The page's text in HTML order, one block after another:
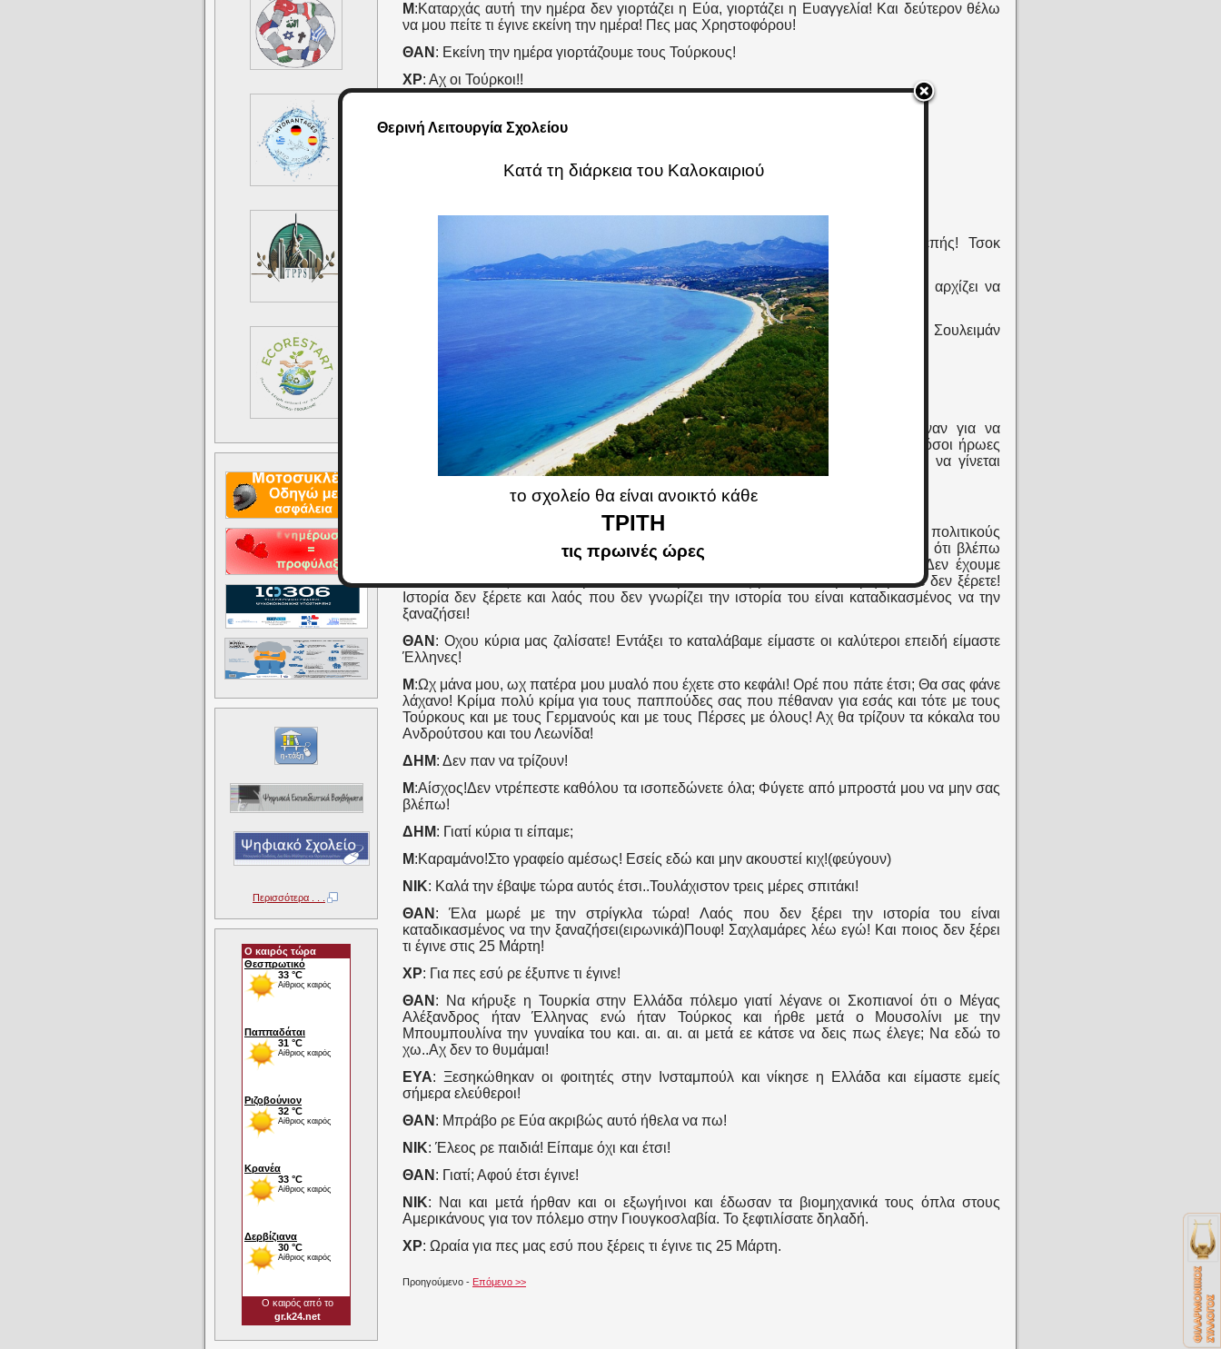
Περισσότερα . . .
Μ:Καταρχάς αυτή την ημέρα δεν γιορτάζει η Εύα, γιορτάζει η Ευαγγελία! Και δεύτερον θέλω
να μου πείτε τι έγινε εκείνη την ημέρα! Πες μας Χρηστοφόρου!
ΘΑΝ : Εκείνη την ημέρα γιορτάζουμε τους Τούρκους!
ΧΡ: Αχ οι Τούρκοι!!
ΔΗΜ: Που παίζει ο Μποράν;
ΕΥΑ κ ΧΡΙ: Είμαι η Σιλά και η ιστορία μου θα σας καταπλήξει(μαζί προς το κόσμο)
: Δεν ξέρω τι λέτε εσείς εμένα μου αρέσει ο Σουλειμαν ο Μεγαλοπρεπής! Τσοκ
Σελβιουρουμ Χουρέμ τσοκ σελβιούρουμ!
: Αχ Σουλειμάν!(του πιάνει το χέρι και ανοιγοκλείνει τα μάτια ο καθηγητής αρχίζει να
: Να σου πω Εύα! Μην κάνεις το πάρτι σου την Δευτέρα και χάσουμε τον Σουλειμάν
κάντο την Κυριακή!
: Α.α.α. Δεν γίνεται την Κυριακή έχω μάθημα τούρκικα!
: Ξεκίνησες τούρκικα και δεν μου είπες τίποτα; Δεν σου είχα πει ότι θέλω....
: Ωρέ με κοροϊδεύετε; Τι πράγματα είναι αυτά; Οι παππούδες σας πέθαναν για να
ελευθερωθούμε από τους Τούρκους και εσείς κάθεστε και μαθαίνετε τούρκικα; Τόσοι ήρωες
πέθαναν για την πατρίδα για να είστε εσείς σήμερα Έλληνες και εσείς θέλετε να γίνεται
Τούρκοι; Θεέ μου βοήθαμε. Μαθαίνουν τούρκικα και δεν μαθαίνουν ελληνικά
: Γιατί κύρια τι έχει προσφέρει η Ελλάδα; Μόνο να τρώει τα παιδιά της ξέρει!
:Τρώει τα παιδιά της γιατί εμείς οι Έλληνες την αφήνουμε! Εμείς ψηφίζουμε τους πολιτικούς
μας και μας εκμεταλλεύονται! Δεν φταίει τίποτα η χώρα τα μυαλά φταίνε και από ότι βλέπω
εσείς η νέα γενιά είστε ακόμη χειρότερη! Ούτε σκέφτεστε τι λέτε ούτε τίποτα! Δεν έχουμε
παιδεία. Ότι σας δίνουν το μασάτε! Να σέβεστε δεν ξέρετε! Να συμπεριφερθείτε δεν ξέρετε!
Ιστορία δεν ξέρετε και λαός που δεν γνωρίζει την ιστορία του είναι καταδικασμένος να την
ξαναζήσει!
ΘΑΝ : Οχου κύρια μας ζαλίσατε! Εντάξει το καταλάβαμε είμαστε οι καλύτεροι επειδή είμαστε
Έλληνες!
Μ:Ωχ μάνα μου, ωχ πατέρα μου μυαλό που έχετε στο κεφάλι! Ορέ που πάτε έτσι; Θα σας φάνε
λάχανο! Κρίμα πολύ κρίμα για τους παππούδες σας που πέθαναν για εσάς και τότε με τους
Τούρκους και με τους Γερμανούς και με τους Πέρσες με όλους! Αχ θα τρίζουν τα κόκαλα του
Ανδρούτσου και του Λεωνίδα!
ΔΗΜ: Δεν παν να τρίζουν!
Μ:Αίσχος!Δεν ντρέπεστε καθόλου τα ισοπεδώνετε όλα; Φύγετε από μπροστά μου να μην σας
βλέπω!
ΔΗΜ: Γιατί κύρια τι είπαμε;
Μ:Καραμάνο!Στο γραφείο αμέσως! Εσείς εδώ και μην ακουστεί κιχ!(φεύγουν)
ΝΙΚ: Καλά την έβαψε τώρα αυτός έτσι..Τουλάχιστον τρεις μέρες σπιτάκι!
ΘΑΝ : Έλα μωρέ με την στρίγκλα τώρα! Λαός που δεν ξέρει την ιστορία του είναι
καταδικασμένος να την ξαναζήσει(ειρωνικά)Πουφ! Σαχλαμάρες λέω εγώ! Και ποιος δεν ξέρει
τι έγινε στις 25 Μάρτη!
ΧΡ: Για πες εσύ ρε έξυπνε τι έγινε!
ΘΑΝ : Να κήρυξε η Τουρκία στην Ελλάδα πόλεμο γιατί λέγανε οι Σκοπιανοί ότι ο Μέγας
Αλέξανδρος ήταν Έλληνας ενώ ήταν Τούρκος και ήρθε μετά ο Μουσολίνι με την
Μπουμπουλίνα την γυναίκα του και. αι. αι. αι μετά εε κάτσε να δεις πως έλεγε; Να εδώ το
χω..Αχ δεν το θυμάμαι!
ΕΥΑ: Ξεσηκώθηκαν οι φοιτητές στην Ινσταμπούλ και νίκησε η Ελλάδα και είμαστε εμείς
σήμερα ελεύθεροι!
ΘΑΝ : Μπράβο ρε Εύα ακριβώς αυτό ήθελα να πω!
ΝΙΚ: Έλεος ρε παιδιά! Είπαμε όχι και έτσι!
ΘΑΝ : Γιατί; Αφού έτσι έγινε!
ΝΙΚ: Ναι και μετά ήρθαν και οι εξωγήινοι και έδωσαν τα βιομηχανικά τους όπλα στους
Αμερικάνους για τον πόλεμο στην Γιουγκοσλαβία. Το ξεφτιλίσατε δηλαδή.
ΧΡ: Ωραία για πες μας εσύ που ξέρεις τι έγινε τις 25 Μάρτη.
Προηγούμενο - Επόμενο >>